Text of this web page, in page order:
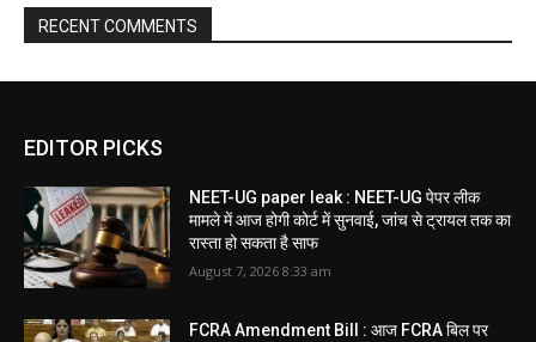
RECENT COMMENTS
EDITOR PICKS
NEET-UG paper leak : NEET-UG पेपर लीक
मामले में आज होगी कोर्ट में सुनवाई, जांच से ट्रायल तक का
रास्ता हो सकता है साफ
August 7, 2026 8:33 am
FCRA Amendment Bill : आज FCRA बिल पर